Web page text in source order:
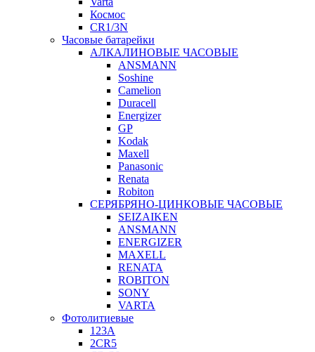
Космос
CR1/3N
Часовые батарейки
АЛКАЛИНОВЫЕ ЧАСОВЫЕ
ANSMANN
Soshine
Camelion
Duracell
Energizer
GP
Kodak
Maxell
Panasonic
Renata
Robiton
СЕРЯБРЯНО-ЦИНКОВЫЕ ЧАСОВЫЕ
SEIZAIKEN
ANSMANN
ENERGIZER
MAXELL
RENATA
ROBITON
SONY
VARTA
Фотолитиевые
123A
2CR5